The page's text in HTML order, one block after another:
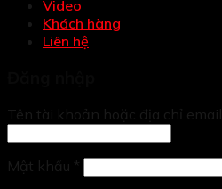
Video
Khách hàng
Liên hệ
Tên tài khoản hoặc địa chỉ email
Mật khẩu *